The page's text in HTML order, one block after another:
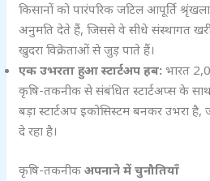
किसानों को पारंपरिक जटिल आपूर्ति
अनुमति देते हैं, जिससे वे सीधे संस्थागत
खुदरा विक्रेताओं से जुड़ पाते हैं।
एक उभरता हुआ स्टार्टअप हब: भारत
कृषि-तकनीक से संबंधित स्टार्टअप्स के
बड़ा स्टार्टअप इकोसिस्टम बनकर उभरा है,
दे रहा है।
कृषि-तकनीकअपनाने में चुनौतियाँ